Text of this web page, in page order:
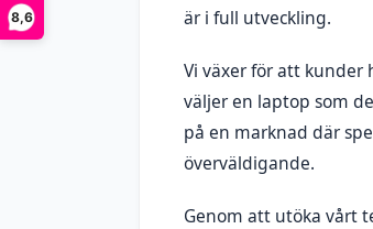
8,6
är i full utveckling.
Vi växer för att kunder
väljer en laptop som
på en marknad där
överväldigande.
Genom att utöka vårt